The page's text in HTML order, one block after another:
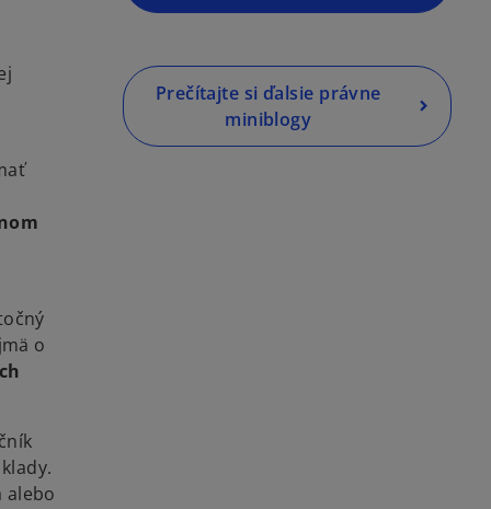
o
alebo
Prečítajte si ďalsie právne
miniblogy